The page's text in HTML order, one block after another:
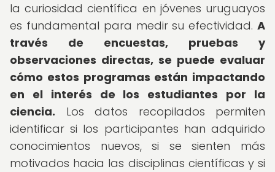
la curiosidad científica en jóvenes uruguayos
es fundamental para medir su efectividad. A
través de encuestas, pruebas y
observaciones directas, se puede evaluar
cómo estos programas están impactando
en el interés de los estudiantes por la
ciencia. Los datos recopilados permiten
identificar si los participantes han adquirido
conocimientos nuevos, si se sienten más
motivados hacia las disciplinas científicas y si